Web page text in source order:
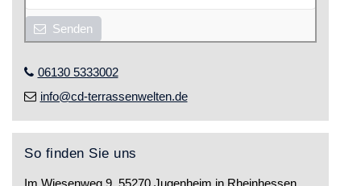
Senden
06130 5333002
info@cd-terrassenwelten.de
So finden Sie uns